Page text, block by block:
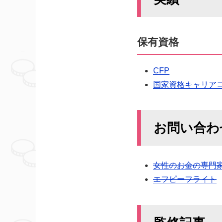
保有資格
CFP
国家資格キャリア
お問い合わ
女性のお金の専門
エフピーフライト